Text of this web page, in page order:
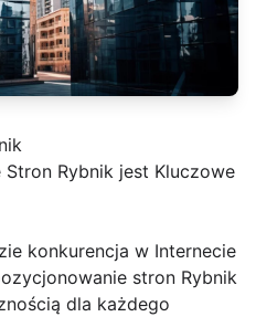
Rybnik jest Kluczowe
konkurencja w Internecie
stron Rybnik
dla każdego